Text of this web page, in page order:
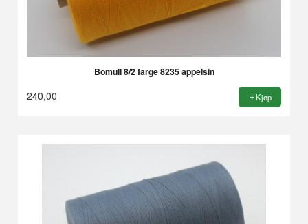
Bomull 8/2 farge 8235 appelsin
240,00 Kjøp